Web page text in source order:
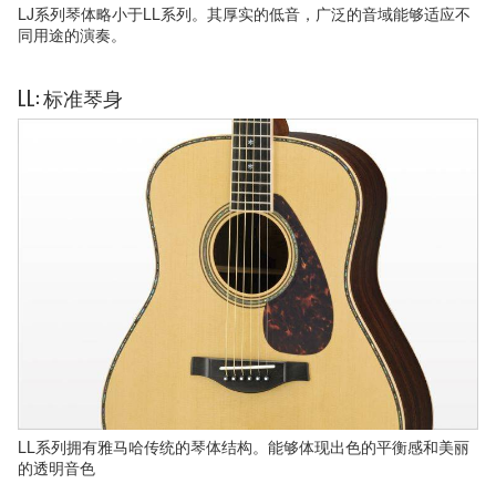
LJ系列琴体略小于LL系列。其厚实的低音，广泛的音域能够适应不
同用途的演奏。
LL: 标准琴身
LL系列拥有雅马哈传统的琴体结构。能够体现出色的平衡感和美丽
的透明音色